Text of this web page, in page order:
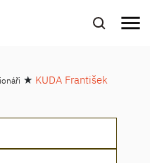
menu
★ KUDA František